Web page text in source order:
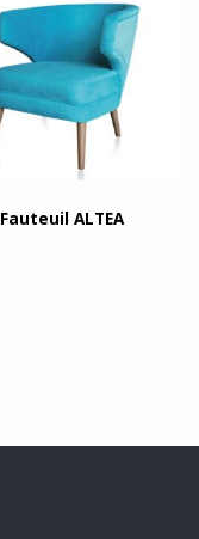
Fauteuil ALTEA